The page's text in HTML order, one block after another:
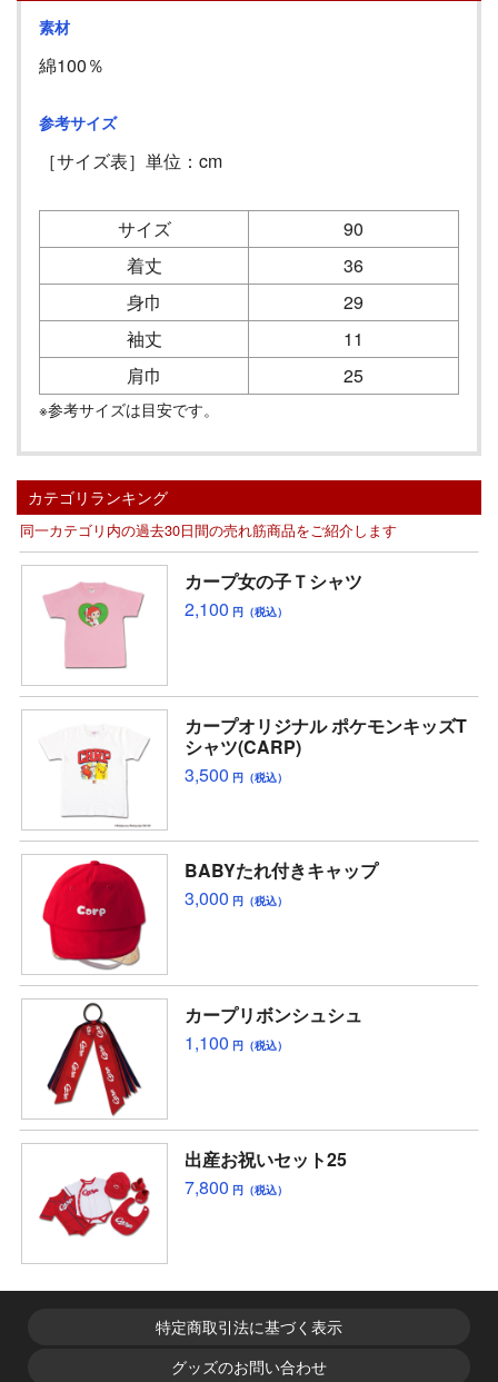
素材
綿100％
参考サイズ
［サイズ表］単位：cm
サイズ
90
着丈
36
身巾
29
袖丈
11
肩巾
25
※参考サイズは目安です。
カテゴリランキング
同一カテゴリ内の過去30日間の売れ筋商品をご紹介します
カープ女の子Ｔシャツ
2,100 円（税込）
カープオリジナル ポケモンキッズT
シャツ(CARP)
3,500 円（税込）
BABYたれ付きキャップ
3,000 円（税込）
カープリボンシュシュ
1,100 円（税込）
出産お祝いセット25
7,800 円（税込）
特定商取引法に基づく表示
グッズのお問い合わせ